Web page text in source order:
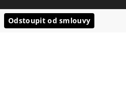
Odstoupit od smlouvy